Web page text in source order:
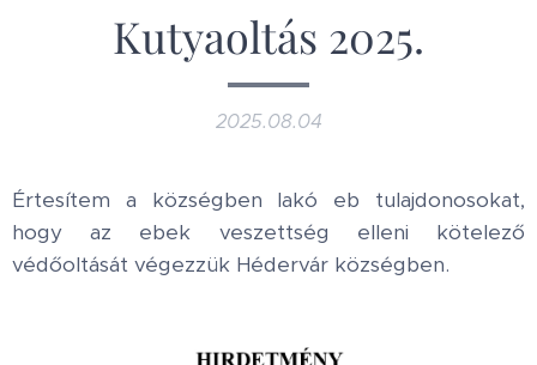
Kutyaoltás 2025.
2025.08.04
Értesítem a községben lakó eb tulajdonosokat,
hogy az ebek veszettség elleni kötelező
védőoltását végezzük Hédervár községben.